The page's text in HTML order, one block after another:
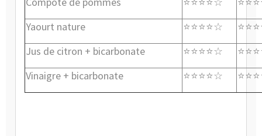
☆
Yaourt nature
⭐⭐⭐⭐☆
Jus de citron + bicarbonate
⭐⭐⭐⭐☆ ⭐⭐⭐
Vinaigre + bicarbonate ⭐⭐⭐⭐☆ ⭐⭐⭐